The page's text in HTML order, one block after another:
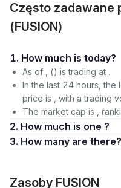
Często zadawane
(FUSION)
1. How much is today?
As of , () is trading at .
In the last 24 hours, the
price is , with a trading
The market cap is ,
2. How much is one ?
3. How many are there?
Zasoby FUSION